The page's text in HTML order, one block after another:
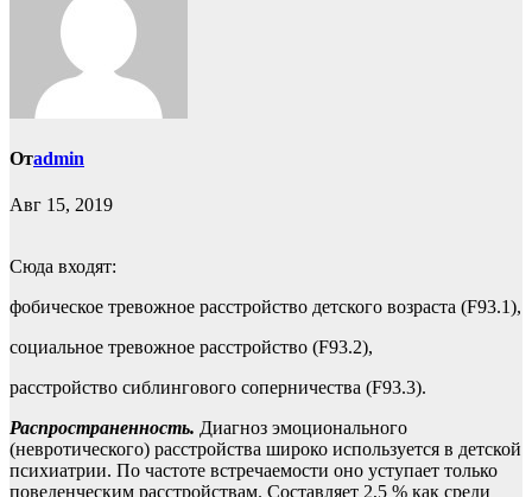
Отadmin
Авг 15, 2019
Сюда входят:
фобическое тревожное расстройство детского возраста (F93.1),
социальное тревожное расстройство (F93.2),
расстройство сиблингового соперничества (F93.3).
Распространенность. Диагноз эмоционального
(невротического) расстройства широко используется в детской
психиатрии. По частоте встречаемости оно уступает только
поведенческим расстройствам. Составляет 2,5 % как среди